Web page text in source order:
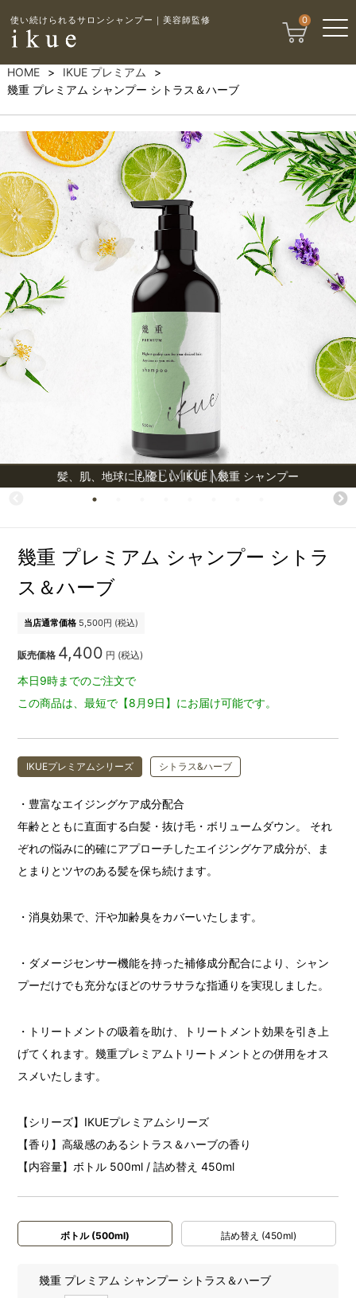
使い続けられるサロンシャンプー｜美容師監修 0
HOME
IKUE プレミアム
幾重 プレミアム シャンプー シトラス＆ハーブ
髪、肌、地球にも優しい IKUE | 幾重 シャンプー
幾重 プレミアム シャンプー シトラ
ス＆ハーブ
当店通常価格 5,500円 (税込)
販売価格 4,400 円 (税込)
本日9時までのご注文で
この商品は、最短で【8月9日】にお届け可能です。
IKUEプレミアムシリーズ シトラス&ハーブ
・豊富なエイジングケア成分配合
年齢とともに直面する白髪・抜け毛・ボリュームダウン。 それ
ぞれの悩みに的確にアプローチしたエイジングケア成分が、ま
とまりとツヤのある髪を保ち続けます。
・消臭効果で、汗や加齢臭をカバーいたします。
・ダメージセンサー機能を持った補修成分配合により、シャン
プーだけでも充分なほどのサラサラな指通りを実現しました。
・トリートメントの吸着を助け、トリートメント効果を引き上
げてくれます。幾重プレミアムトリートメントとの併用をオス
スメいたします。
【シリーズ】IKUEプレミアムシリーズ
【香り】高級感のあるシトラス＆ハーブの香り
【内容量】ボトル 500ml / 詰め替え 450ml
ボトル (500ml) 詰め替え (450ml)
幾重 プレミアム シャンプー シトラス＆ハーブ